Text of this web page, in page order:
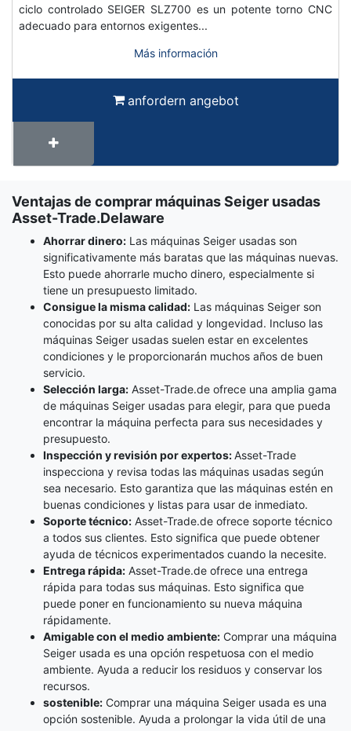
ciclo controlado SEIGER SLZ700 es un potente torno CNC
adecuado para entornos exigentes...
Más información
anfordern angebot
Término
Wiki
Ventajas de comprar máquinas Seiger usadas
Asset-Trade.Delaware
Ahorrar dinero: Las máquinas Seiger usadas son
significativamente más baratas que las máquinas nuevas.
Esto puede ahorrarle mucho dinero, especialmente si
tiene un presupuesto limitado.
Consigue la misma calidad: Las máquinas Seiger son
conocidas por su alta calidad y longevidad. Incluso las
máquinas Seiger usadas suelen estar en excelentes
condiciones y le proporcionarán muchos años de buen
servicio.
Selección larga: Asset-Trade.de ofrece una amplia gama
de máquinas Seiger usadas para elegir, para que pueda
encontrar la máquina perfecta para sus necesidades y
presupuesto.
Inspección y revisión por expertos:Asset-Trade
inspecciona y revisa todas las máquinas usadas según
sea necesario. Esto garantiza que las máquinas estén en
buenas condiciones y listas para usar de inmediato.
Soporte técnico: Asset-Trade.de ofrece soporte técnico
a todos sus clientes. Esto significa que puede obtener
ayuda de técnicos experimentados cuando la necesite.
Entrega rápida: Asset-Trade.de ofrece una entrega
rápida para todas sus máquinas. Esto significa que
puede poner en funcionamiento su nueva máquina
rápidamente.
Amigable con el medio ambiente: Comprar una máquina
Seiger usada es una opción respetuosa con el medio
ambiente. Ayuda a reducir los residuos y conservar los
recursos.
sostenible: Comprar una máquina Seiger usada es una
opción sostenible. Ayuda a prolongar la vida útil de una